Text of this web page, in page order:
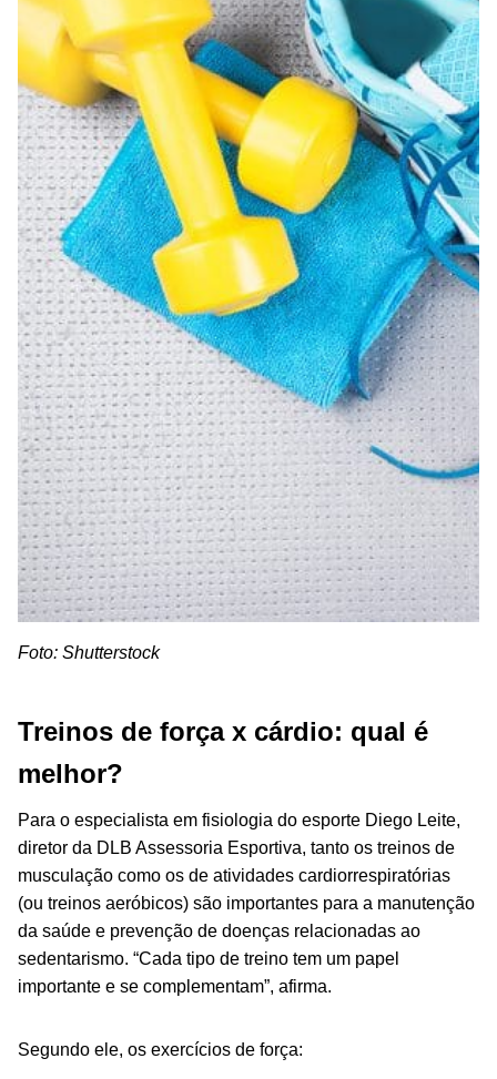
Foto: Shutterstock
Treinos de força x cárdio: qual é
melhor?
Para o especialista em fisiologia do esporte Diego Leite,
diretor da DLB Assessoria Esportiva, tanto os treinos de
musculação como os de atividades cardiorrespiratórias
(ou treinos aeróbicos) são importantes para a manutenção
da saúde e prevenção de doenças relacionadas ao
sedentarismo. “Cada tipo de treino tem um papel
importante e se complementam”, afirma.
Segundo ele, os exercícios de força: